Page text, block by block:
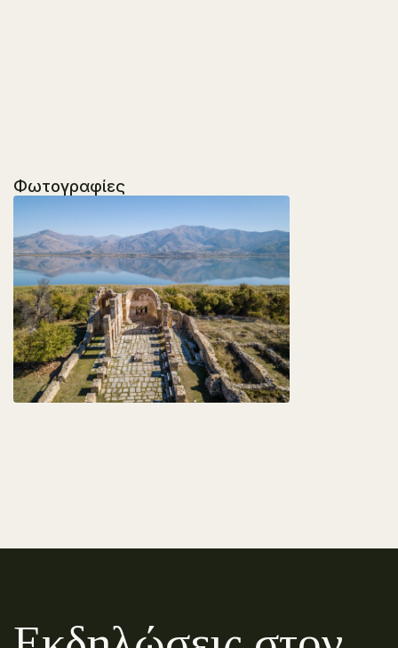
Φωτογραφίες